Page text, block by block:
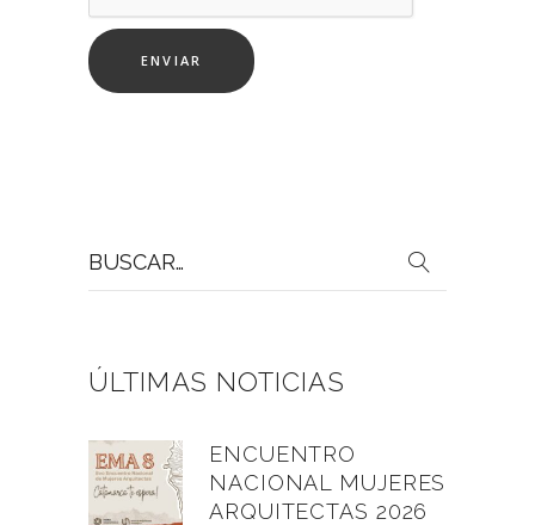
por:
ÚLTIMAS NOTICIAS
ENCUENTRO
NACIONAL MUJERES
ARQUITECTAS 2026